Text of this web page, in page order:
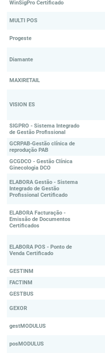
WinSigPro Certificado
MULTI POS
Progeste
Diamante
MAXIRETAIL
VISION ES
SIGPRO - Sistema Integrado
de Gestão Profissional
GCRPAB-Gestão clínica de
reprodução PAB
GCGDCO - Gestão Clínica
Ginecologia DCO
ELABORA Gestão - Sistema
Integrado de Gestão
Profissional Certificado
ELABORA Facturação -
Emissão de Documentos
Certificados
ELABORA POS - Ponto de
Venda Certificado
GESTINM
FACTINM
GESTBUS
GEXOR
gestMODULUS
posMODULUS